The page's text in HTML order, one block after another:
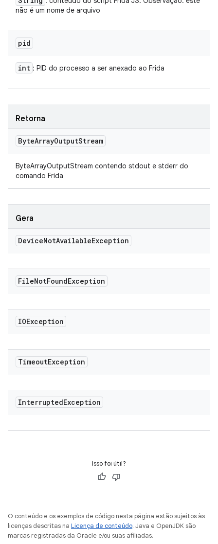
não é um nome de arquivo
pid
int : PID do processo a ser anexado ao Frida
Retorna
ByteArrayOutputStream
ByteArrayOutputStream contendo stdout e stderr do
comando Frida
Gera
DeviceNotAvailableException
FileNotFoundException
IOException
TimeoutException
InterruptedException
Isso foi útil?
O conteúdo e os exemplos de código nesta página estão sujeitos às
licenças descritas na Licença de conteúdo. Java e OpenJDK são
marcas registradas da Oracle e/ou suas afiliadas.